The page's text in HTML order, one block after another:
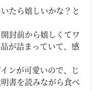
たら嬉しいかな？と
封前から嬉しくてワ
が詰まっていて、感
ンが可愛いので、じ
書を読みながら食べ